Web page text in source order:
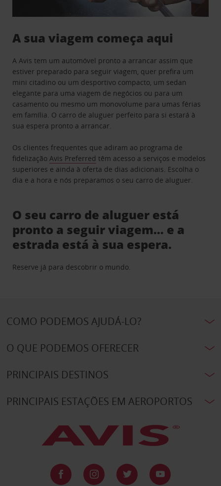
A sua viagem começa aqui
A Avis tem um automóvel pronto a arrancar assim que
estiver preparado para seguir viagem, quer prefira um
mini citadino ou um desportivo compacto, um sedan
elegante para uma viagem de negócios ou para um
casamento ou mesmo um monovolume para umas férias
em família. O carro de aluguer perfeito para si estará à
sua espera pronto a arrancar.
Os clientes frequentes que adiram ao programa de
fidelizaçãoAvis Preferred têm acesso a serviços e modelos
superiores e ainda à oferta de dias adicionais. Escolha o
dia e a hora e nós preparamos o seu carro de aluguer.
O seu carro de aluguer está
pronto a seguir viagem… e a
estrada está à sua espera.
Reserve já para descobrir o mundo.
COMO PODEMOS AJUDÁ-LO?
O QUE PODEMOS OFERECER
PRINCIPAIS DESTINOS
PRINCIPAIS ESTAÇÕES EM AEROPORTOS